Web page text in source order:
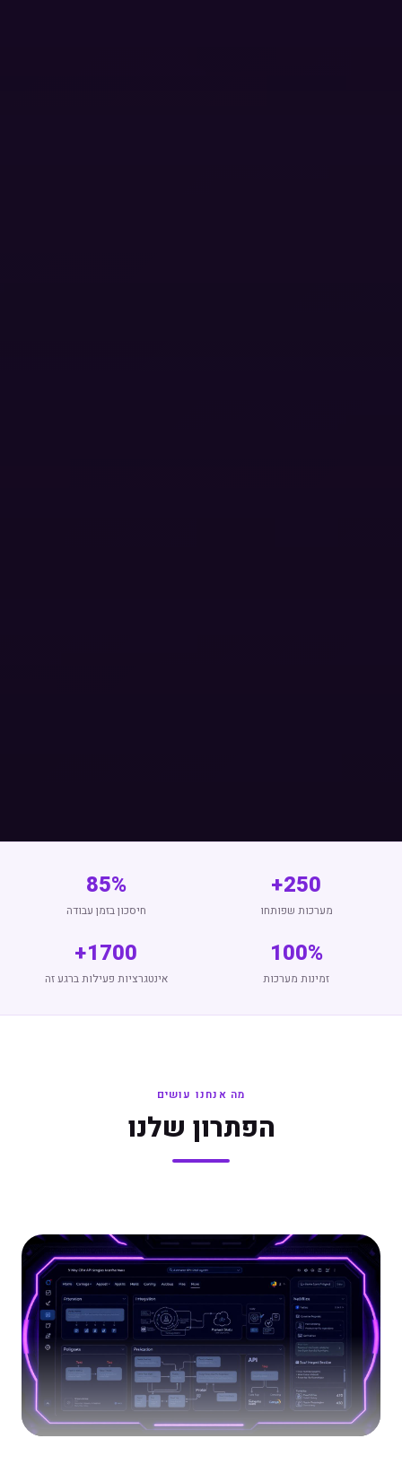
250+
מערכות שפותחו
85%
חיסכון בזמן עבודה
100%
זמינות מערכות
1700+
אינטגרציות פעילות ברגע זה
מה אנחנו עושים
הפתרון שלנו